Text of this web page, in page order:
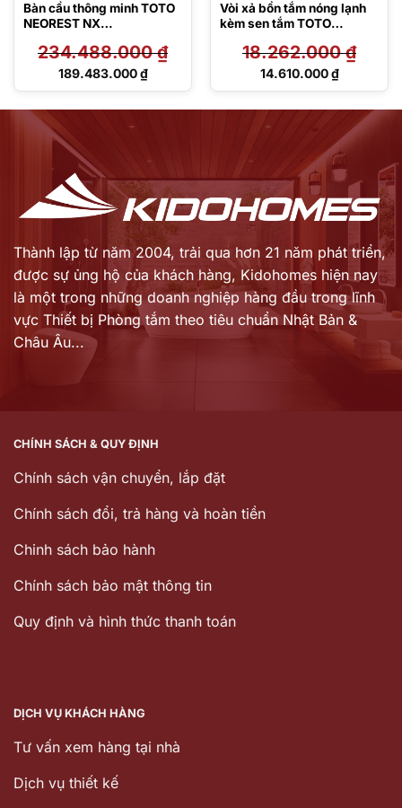
Bàn cầu thông minh TOTO
NEOREST NX
VR234.488.000₫
Giá
189.483.000₫
Giá
Vòi xả bồn tắm nóng lạnh
kèm sen tắm TOTO
18.262.000₫
Giá
18.262.000 ₫.
14.610.000₫
Giá
14.610.000 ₫.
Thành lập từ năm 2004, trải qua hơn 21 năm phát triển,
được sự ủng hộ của khách hàng, Kidohomes hiện nay
là một trong những doanh nghiệp hàng đầu trong lĩnh
vực Thiết bị Phòng tắm theo tiêu chuẩn Nhật Bản &
Châu Âu...
CHÍNH SÁCH & QUY ĐỊNH
Chính sách vận chuyển, lắp đặt
Chính sách đổi, trả hàng và hoàn tiền
Chinh sách bảo hành
Chính sách bảo mật thông tin
Quy định và hình thức thanh toán
DỊCH VỤ KHÁCH HÀNG
Tư vấn xem hàng tại nhà
Dịch vụ thiết kế